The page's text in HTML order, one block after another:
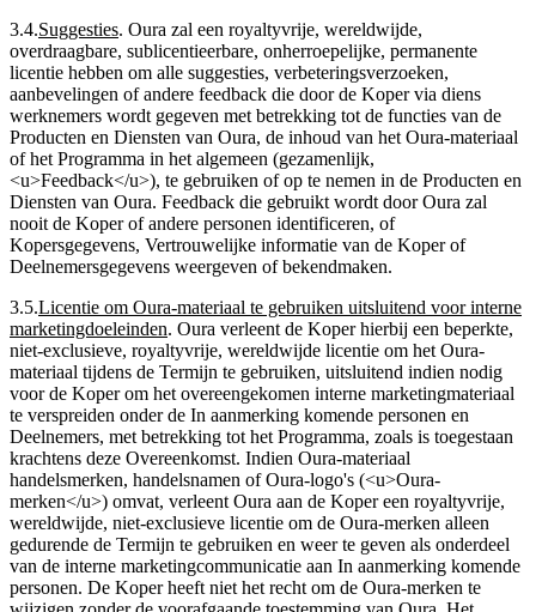
3.4.Suggesties. Oura zal een royaltyvrije, wereldwijde,
overdraagbare, sublicentieerbare, onherroepelijke, permanente
licentie hebben om alle suggesties, verbeteringsverzoeken,
aanbevelingen of andere feedback die door de Koper via diens
werknemers wordt gegeven met betrekking tot de functies van de
Producten en Diensten van Oura, de inhoud van het Oura-materiaal
of het Programma in het algemeen (gezamenlijk,
<u>Feedback</u>), te gebruiken of op te nemen in de Producten en
Diensten van Oura. Feedback die gebruikt wordt door Oura zal
nooit de Koper of andere personen identificeren, of
Kopersgegevens, Vertrouwelijke informatie van de Koper of
Deelnemersgegevens weergeven of bekendmaken.
3.5.Licentie om Oura-materiaal te gebruiken uitsluitend voor interne
marketingdoeleinden. Oura verleent de Koper hierbij een beperkte,
niet-exclusieve, royaltyvrije, wereldwijde licentie om het Oura-
materiaal tijdens de Termijn te gebruiken, uitsluitend indien nodig
voor de Koper om het overeengekomen interne marketingmateriaal
te verspreiden onder de In aanmerking komende personen en
Deelnemers, met betrekking tot het Programma, zoals is toegestaan
krachtens deze Overeenkomst. Indien Oura-materiaal
handelsmerken, handelsnamen of Oura-logo's (<u>Oura-
merken</u>) omvat, verleent Oura aan de Koper een royaltyvrije,
wereldwijde, niet-exclusieve licentie om de Oura-merken alleen
gedurende de Termijn te gebruiken en weer te geven als onderdeel
van de interne marketingcommunicatie aan In aanmerking komende
personen. De Koper heeft niet het recht om de Oura-merken te